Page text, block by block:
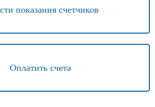
показания счетчиков
Оплатить счета